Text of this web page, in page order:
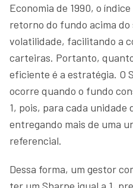
Economia de 1990, o
retorno do fundo acima do
volatilidade, facilitando a
carteiras. Portanto,
eficiente é a estratégia. O
ocorre quando o fundo
1, pois, para cada unidade
entregando mais de uma
referencial.
Dessa forma, um gestor